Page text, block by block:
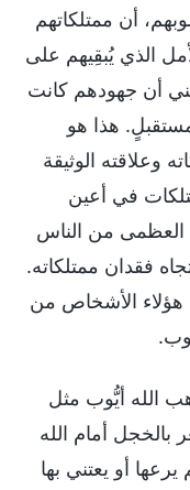
أن ممتلكاتهم
الذي يُبقِيهم على
أن جهودهم كانت
هذا هو
الوثيقة
في أعين
العظمى من الناس
فقدان ممتلكاته.
هؤلاء الأشخاص من
الله أيُّوب مثل
بالخجل أمام الله
أو يعتني بها